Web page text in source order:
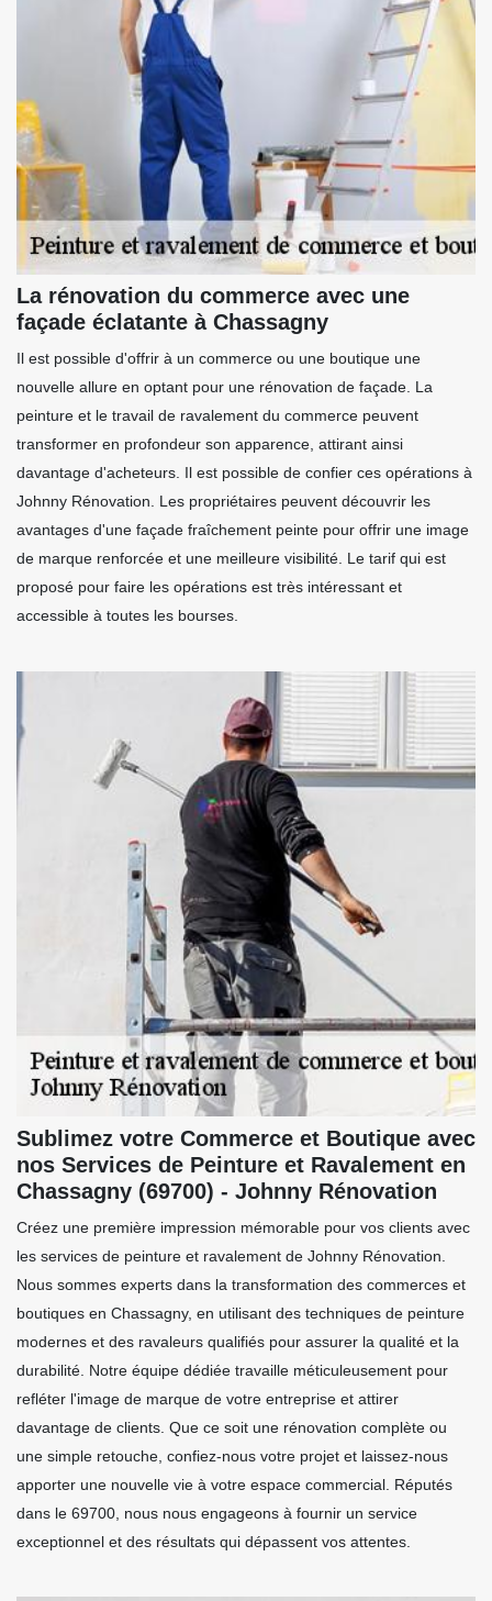
La rénovation du commerce avec une
façade éclatante à Chassagny
Il est possible d'offrir à un commerce ou une boutique une
nouvelle allure en optant pour une rénovation de façade. La
peinture et le travail de ravalement du commerce peuvent
transformer en profondeur son apparence, attirant ainsi
davantage d'acheteurs. Il est possible de confier ces opérations à
Johnny Rénovation. Les propriétaires peuvent découvrir les
avantages d'une façade fraîchement peinte pour offrir une image
de marque renforcée et une meilleure visibilité. Le tarif qui est
proposé pour faire les opérations est très intéressant et
accessible à toutes les bourses.
Sublimez votre Commerce et Boutique avec
nos Services de Peinture et Ravalement en
Chassagny (69700) - Johnny Rénovation
Créez une première impression mémorable pour vos clients avec
les services de peinture et ravalement de Johnny Rénovation.
Nous sommes experts dans la transformation des commerces et
boutiques en Chassagny, en utilisant des techniques de peinture
modernes et des ravaleurs qualifiés pour assurer la qualité et la
durabilité. Notre équipe dédiée travaille méticuleusement pour
refléter l'image de marque de votre entreprise et attirer
davantage de clients. Que ce soit une rénovation complète ou
une simple retouche, confiez-nous votre projet et laissez-nous
apporter une nouvelle vie à votre espace commercial. Réputés
dans le 69700, nous nous engageons à fournir un service
exceptionnel et des résultats qui dépassent vos attentes.